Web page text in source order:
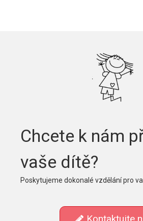
Chcete k nám
vaše dítě?
Poskytujeme dokonalé vzdělání pro